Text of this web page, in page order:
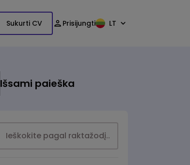
Sukurti CV Prisijungti LT
Išsami paieška